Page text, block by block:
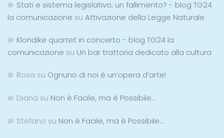
Stati e sistema legislativo; un fallimento? - blog TG24
la comunicazione su Attivazione della Legge Naturale
Klondike quartet in concerto - blog TG24 la
comunicazione su Un bar trattoria dedicato alla cultura
Rosa su Ognuno di noi è un’opera d’arte!
Diana su Non è Facile, ma è Possibile…
Stefano su Non è Facile, ma è Possibile…